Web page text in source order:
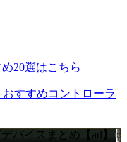
20選はこちら
すすめコントローラ
バイスまとめ【ad】